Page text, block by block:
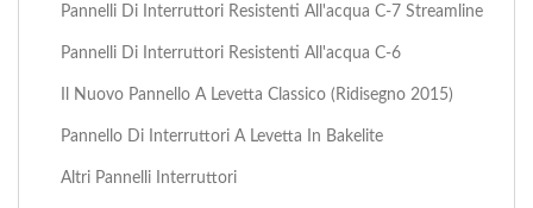
Pannelli Di Interruttori Resistenti All'acqua C-7 Streamline
Pannelli Di Interruttori Resistenti All'acqua C-6
Il Nuovo Pannello A Levetta Classico (Ridisegno 2015)
Pannello Di Interruttori A Levetta In Bakelite
Altri Pannelli Interruttori